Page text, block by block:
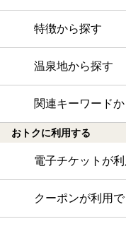
特徴から探す
温泉地から探す
関連キーワード
おトクに利用する
電子チケットが
クーポンが利用